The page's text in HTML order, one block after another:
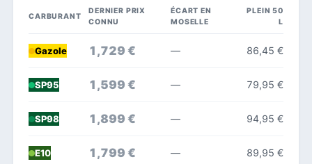
CARBURANT
DERNIER PRIX
CONNU
ÉCART EN
MOSELLE
PLEIN 50
L
Gazole 1,729 € — 86,45 €
SP95 1,599 € — 79,95 €
SP98 1,899 € — 94,95 €
E10 1,799 € — 89,95 €